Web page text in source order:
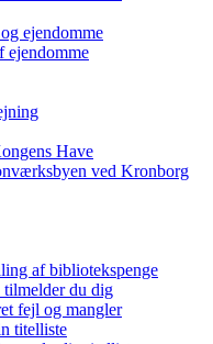
ejendomme
Have
ved Kronborg
af bibliotekspenge
tilmelder du dig
fejl og mangler
titelliste